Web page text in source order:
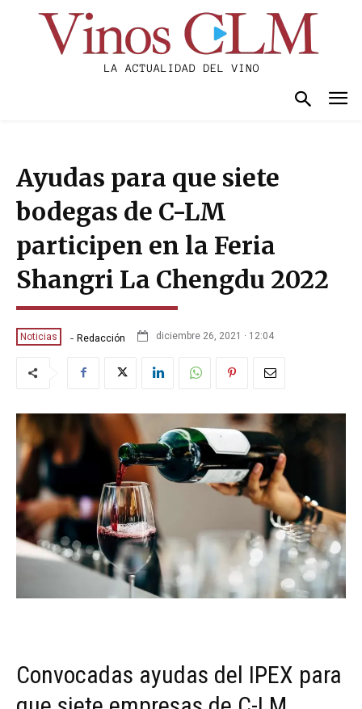
Ayudas para que siete
bodegas de C-LM
participen en la Feria
Shangri La Chengdu 2022
Noticias - Redacción diciembre 26, 2021 · 12:04
Convocadas ayudas del IPEX para